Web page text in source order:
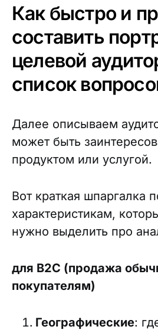
Как быстро и
составить
целевой
список
Далее описываем
может быть
продуктом или услугой.
Вот краткая шпаргалка
характеристикам,
нужно выделить про
для B2C (продажа
покупателям)
Географические: